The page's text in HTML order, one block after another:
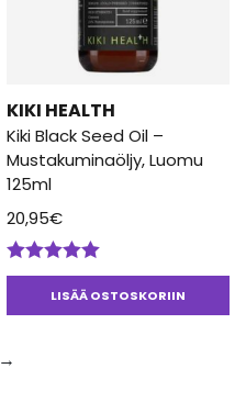
KIKI HEALTH
Kiki Black Seed Oil –
Mustakuminaöljy, Luomu
125ml
20,95€
Arvostelu
tuotteesta:LISÄÄ OSTOSKORIIN
→